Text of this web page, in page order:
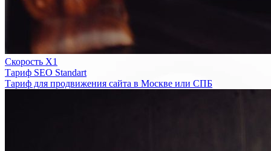
Скорость Х1
Тариф SEO Standart
Тариф для продвижения сайта в Москве или СПБ